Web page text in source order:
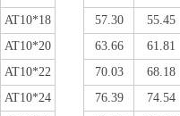
AT10*18
57.30 55.45
AT10*20
63.66 61.81
AT10*22
70.03 68.18
AT10*24
76.39 74.54